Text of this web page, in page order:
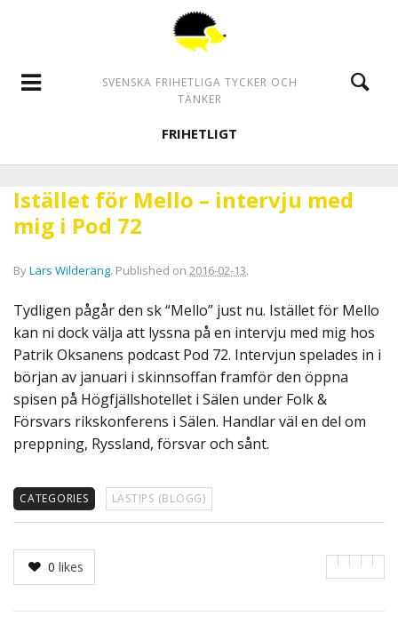
SVENSKA FRIHETLIGA TYCKER OCH
TÄNKER
FRIHETLIGT
Istället för Mello – intervju med
mig i Pod 72
ByLars Wilderäng. Published on 2016-02-13.
Tydligen pågår den sk “Mello” just nu. Istället för Mello
kan ni dock välja att lyssna på en intervju med mig hos
Patrik Oksanens podcast Pod 72. Intervjun spelades in i
början av januari i skinnsoffan framför den öppna
spisen på Högfjällshotellet i Sälen under Folk &
Försvars rikskonferens i Sälen. Handlar väl en del om
preppning, Ryssland, försvar och sånt.
CATEGORIES LÄSTIPS (BLOGG)
0 likes